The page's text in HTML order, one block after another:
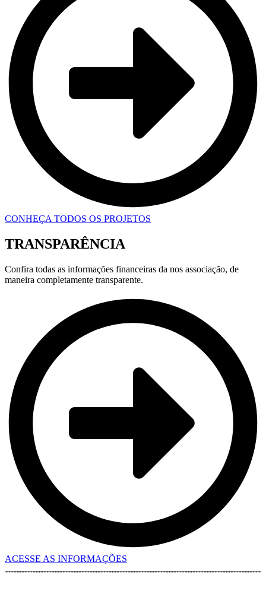
CONHEÇA TODOS OS PROJETOS
TRANSPARÊNCIA
Confira todas as informações financeiras da nos associação, de
maneira completamente transparente.
ACESSE AS INFORMAÇÕES